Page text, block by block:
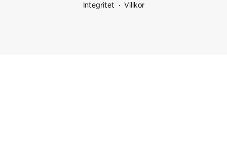
Integritet
Villkor